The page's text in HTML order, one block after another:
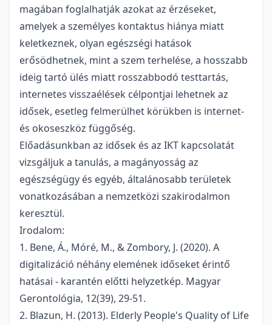
magában foglalhatják azokat az érzéseket,
amelyek a személyes kontaktus hiánya miatt
keletkeznek, olyan egészségi hatások
erősödhetnek, mint a szem terhelése, a hosszabb
ideig tartó ülés miatt rosszabbodó testtartás,
internetes visszaélések célpontjai lehetnek az
idősek, esetleg felmerülhet körükben is internet-
és okoseszköz függőség.
Előadásunkban az idősek és az IKT kapcsolatát
vizsgáljuk a tanulás, a magányosság az
egészségügy és egyéb, általánosabb területek
vonatkozásában a nemzetközi szakirodalmon
keresztül.
Irodalom:
1. Bene, Á., Móré, M., & Zombory, J. (2020). A
digitalizáció néhány elemének időseket érintő
hatásai - karantén előtti helyzetkép. Magyar
Gerontológia, 12(39), 29-51.
2. Blazun, H. (2013). Elderly People's Quality of Life